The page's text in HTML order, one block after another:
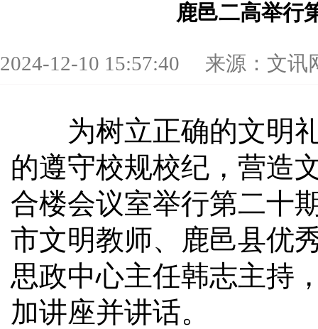
鹿邑二高举行
2024-12-10 15:57:40 来源：文
为树立正确的文明礼
的遵守校规校纪，营造
合楼会议室举行第二十
市文明教师、鹿邑县优
思政中心主任韩志主持
加讲座并讲话。